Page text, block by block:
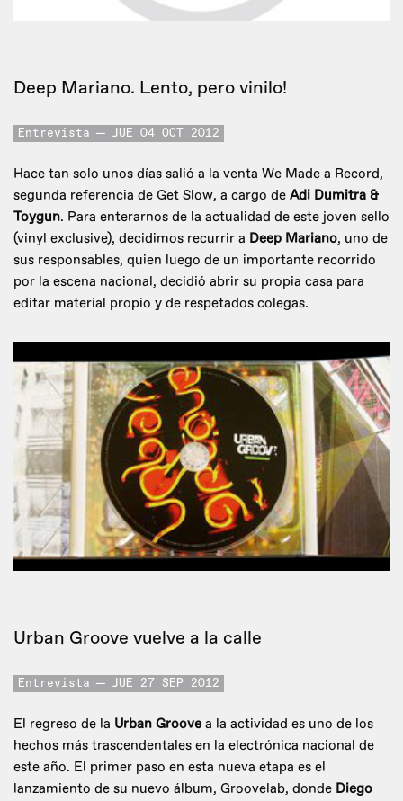
Deep Mariano. Lento, pero vinilo!
Entrevista JUE 04 OCT 2012
Hace tan solo unos días salió a la venta We Made a Record,
segunda referencia de Get Slow, a cargo de Adi Dumitra &
Toygun. Para enterarnos de la actualidad de este joven sello
(vinyl exclusive), decidimos recurrir a Deep Mariano, uno de
sus responsables, quien luego de un importante recorrido
por la escena nacional, decidió abrir su propia casa para
editar material propio y de respetados colegas.
Urban Groove vuelve a la calle
Entrevista JUE 27 SEP 2012
El regreso de la Urban Groove a la actividad es uno de los
hechos más trascendentales en la electrónica nacional de
este año. El primer paso en esta nueva etapa es el
lanzamiento de su nuevo álbum, Groovelab, donde Diego